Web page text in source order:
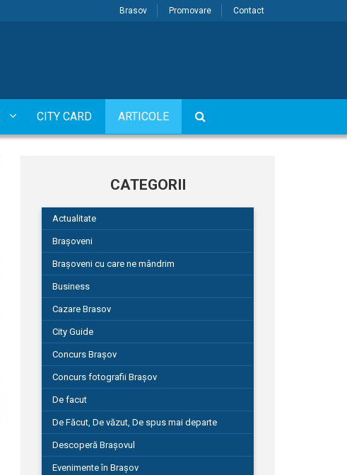
Brasov Promovare Contact
CITY CARD ARTICOLE
CATEGORII
Actualitate
Brașoveni
Brașoveni cu care ne mândrim
Business
Cazare Brasov
City Guide
Concurs Brașov
Concurs fotografii Brașov
De facut
De Făcut, De văzut, De spus mai departe
Descoperă Brașovul
Evenimente în Brașov